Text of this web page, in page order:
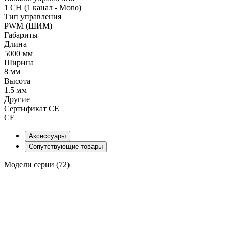
1 CH (1 канал - Mono)
Тип управления
PWM (ШИМ)
Габариты
Длина
5000 мм
Ширина
8 мм
Высота
1.5 мм
Другие
Сертификат CE
CE
Аксессуары
Сопутствующие товары
Модели серии (72)